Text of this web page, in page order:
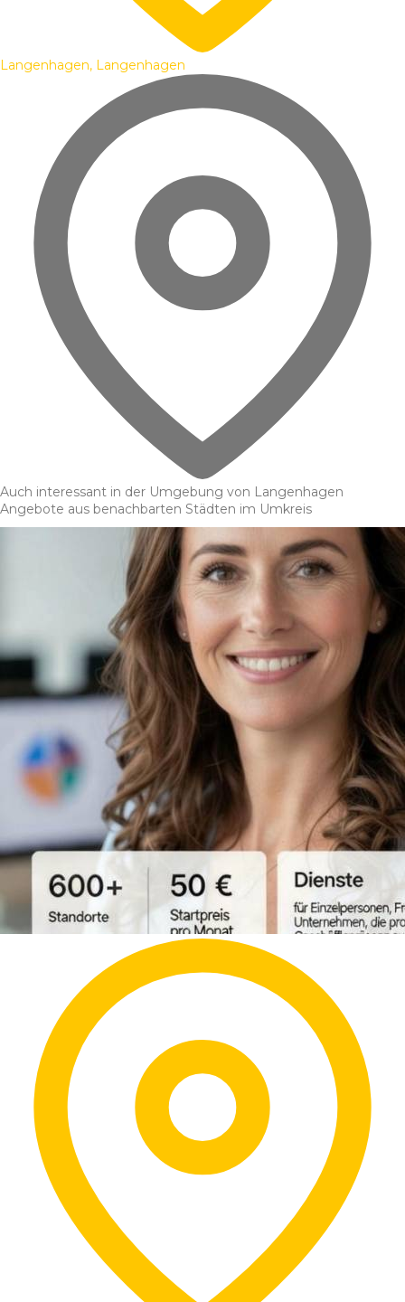
Langenhagen, Langenhagen
Auch interessant in der Umgebung von Langenhagen
Angebote aus benachbarten Städten im Umkreis